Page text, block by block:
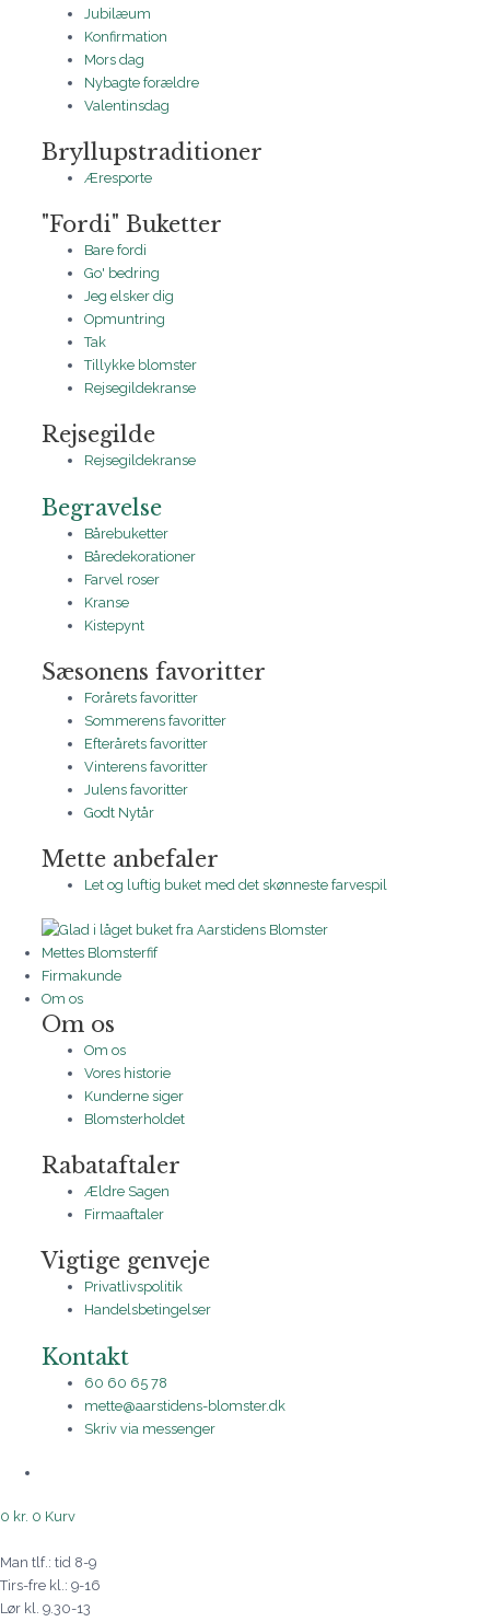
Jubilæum
Konfirmation
Mors dag
Nybagte forældre
Valentinsdag
Bryllupstraditioner
Æresporte
"Fordi" Buketter
Bare fordi
Go' bedring
Jeg elsker dig
Opmuntring
Tak
Tillykke blomster
Rejsegildekranse
Rejsegilde
Rejsegildekranse
Begravelse
Bårebuketter
Båredekorationer
Farvel roser
Kranse
Kistepynt
Sæsonens favoritter
Forårets favoritter
Sommerens favoritter
Efterårets favoritter
Vinterens favoritter
Julens favoritter
Godt Nytår
Mette anbefaler
Let og luftig buket med det skønneste farvespil
Mettes Blomsterfif
Firmakunde
Om os
Om os
Om os
Vores historie
Kunderne siger
Blomsterholdet
Rabataftaler
Ældre Sagen
Firmaaftaler
Vigtige genveje
Privatlivspolitik
Handelsbetingelser
Kontakt
60 60 65 78
mette@aarstidens-blomster.dk
Skriv via messenger
0 kr. 0 Kurv
Man tlf.: tid 8-9
Tirs-fre kl.: 9-16
Lør kl. 9.30-13